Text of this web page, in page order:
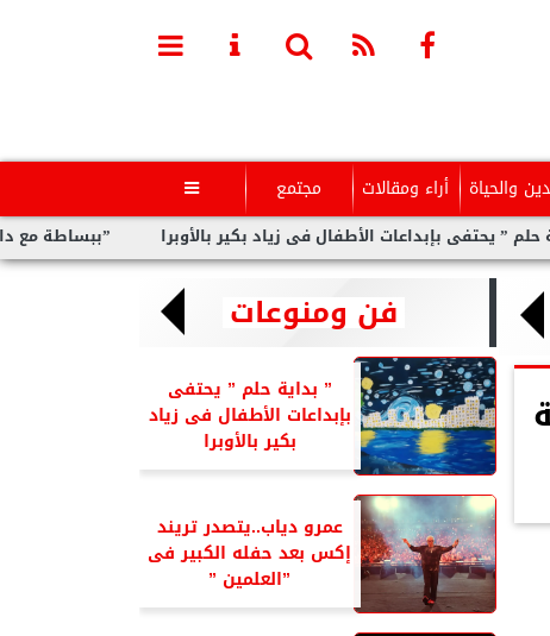
والحياة أراء ومقالات مجتمع 
”ببساطة مع داليا”.. برنامج الأطفال فى زياد بكير بالأوبرا
فن ومنوعات
” بداية حلم ” يحتفى
بإبداعات الأطفال فى زياد
بكير بالأوبرا
عمرو دياب..يتصدر تريند
إكس بعد حفله الكبير فى
”العلمين ”